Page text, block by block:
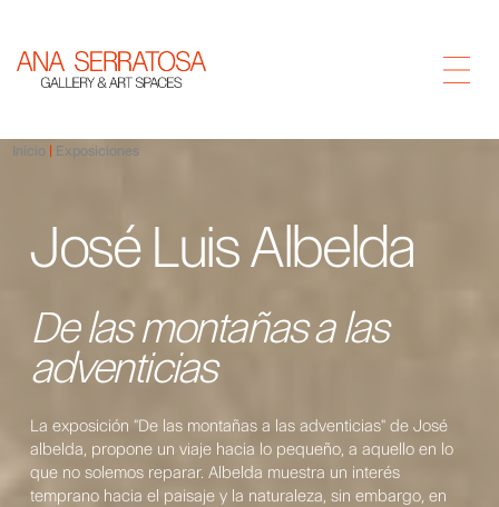
Inicio Exposiciones
José Luis Albelda
De las montañas a las
adventicias
La exposición "De las montañas a las adventicias" de José
albelda, propone un viaje hacia lo pequeño, a aquello en lo
que no solemos reparar. Albelda muestra un interés
temprano hacia el paisaje y la naturaleza, sin embargo, en